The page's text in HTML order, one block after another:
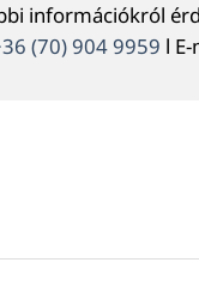
információkról
(70) 904 9959 l